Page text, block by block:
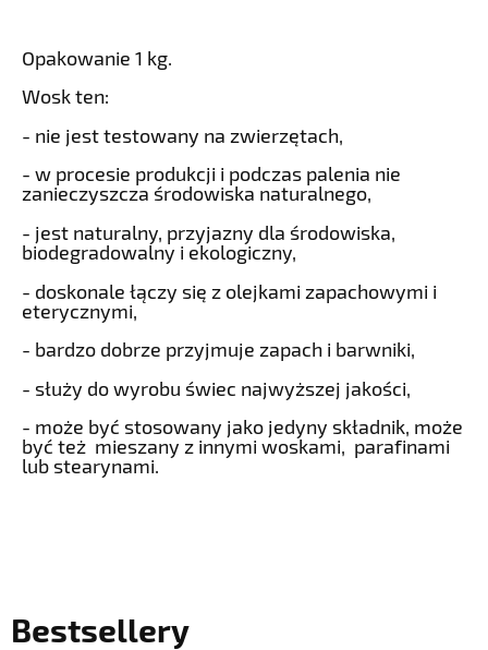
Opakowanie 1 kg.
Wosk ten:
- nie jest testowany na zwierzętach,
- w procesie produkcji i podczas palenia nie
zanieczyszcza środowiska naturalnego,
- jest naturalny, przyjazny dla środowiska,
biodegradowalny i ekologiczny,
- doskonale łączy się z olejkami zapachowymi i
eterycznymi,
- bardzo dobrze przyjmuje zapach i barwniki,
- służy do wyrobu świec najwyższej jakości,
- może być stosowany jako jedyny składnik, może
być też mieszany z innymi woskami, parafinami
lub stearynami.
Bestsellery